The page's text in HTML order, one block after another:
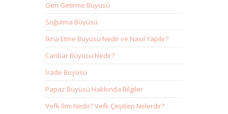
Geri Getirme Büyüsü
Soğutma Büyüsü
İkna Etme Büyüsü Nedir ve Nasıl Yapılır?
Canbar Büyüsü Nedir?
İrade Büyüsü
Papaz Büyüsü Hakkında Bilgiler
Vefk İlmi Nedir? Vefk Çeşitleri Nelerdir?